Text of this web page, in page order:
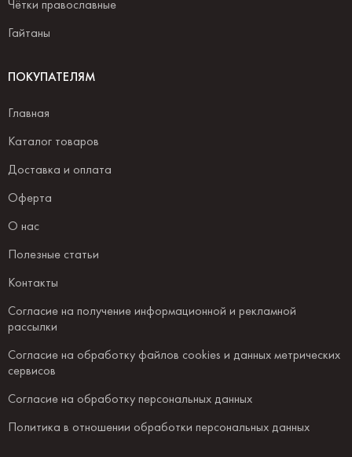
Чётки православные
Гайтаны
ПОКУПАТЕЛЯМ
Главная
Каталог товаров
Доставка и оплата
Оферта
О нас
Полезные статьи
Контакты
Согласие на получение информационной и рекламной
рассылки
Согласие на обработку файлов cookies и данных метрических
сервисов
Согласие на обработку персональных данных
Политика в отношении обработки персональных данных